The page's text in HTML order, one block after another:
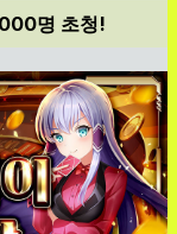
명 초청!